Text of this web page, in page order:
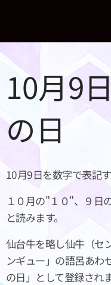
10月9
の日
10月9日を数字で表記
１０月の"１０"、９日
と読みます。
仙台牛を略し仙牛（セ
ンギュー」の語呂あわ
の日」として登録され